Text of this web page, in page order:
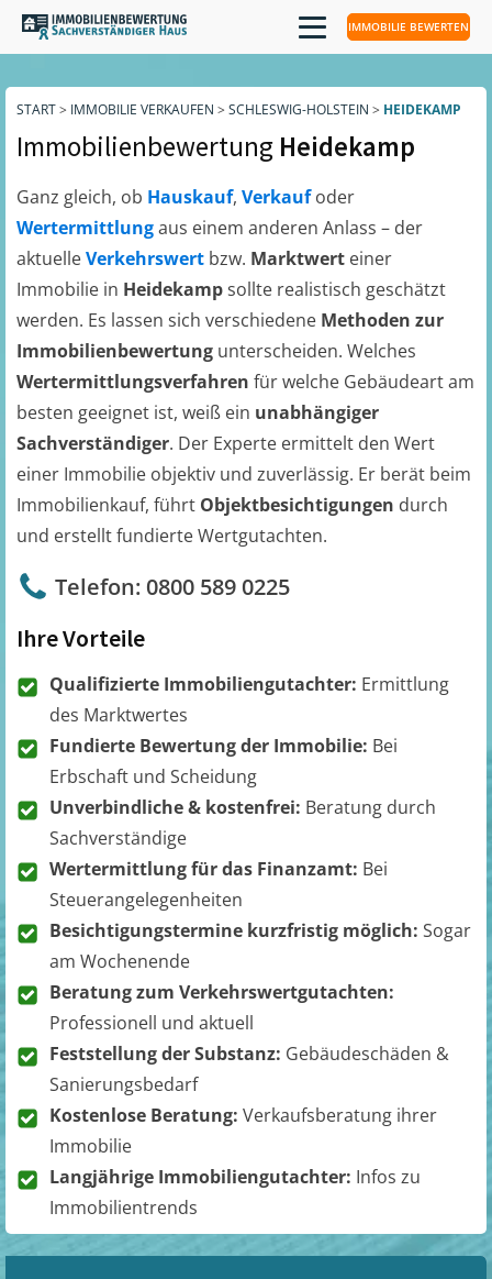
IMMOBILIE BEWERTEN
START> IMMOBILIE VERKAUFEN > SCHLESWIG-HOLSTEIN > HEIDEKAMP
Immobilienbewertung Heidekamp
Ganz gleich, ob Hauskauf, Verkaufoder
Wertermittlungaus einem anderen Anlass – der
aktuelleVerkehrswert bzw. Marktwert einer
Immobilie in Heidekampsollte realistisch geschätzt
werden. Es lassen sich verschiedene Methoden zur
Immobilienbewertung unterscheiden. Welches
Wertermittlungsverfahren für welche Gebäudeart am
besten geeignet ist, weiß ein unabhängiger
Sachverständiger. Der Experte ermittelt den Wert
einer Immobilie objektiv und zuverlässig. Er berät beim
Immobilienkauf, führt Objektbesichtigungen durch
und erstellt fundierte Wertgutachten.
Telefon: 0800 589 0225
Ihre Vorteile
Qualifizierte Immobiliengutachter: Ermittlung
des Marktwertes
Fundierte Bewertung der Immobilie: Bei
Erbschaft und Scheidung
Unverbindliche & kostenfrei: Beratung durch
Sachverständige
Wertermittlung für das Finanzamt: Bei
Steuerangelegenheiten
Besichtigungstermine kurzfristig möglich: Sogar
am Wochenende
Beratung zum Verkehrswertgutachten:
Professionell und aktuell
Feststellung der Substanz: Gebäudeschäden &
Sanierungsbedarf
Kostenlose Beratung: Verkaufsberatung ihrer
Immobilie
Langjährige Immobiliengutachter: Infos zu
Immobilientrends